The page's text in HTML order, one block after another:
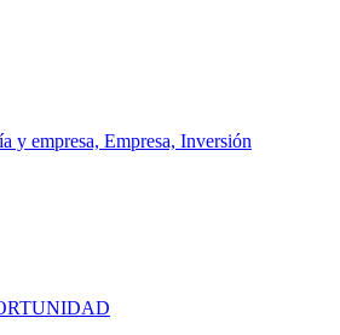
y empresa, Empresa, Inversión